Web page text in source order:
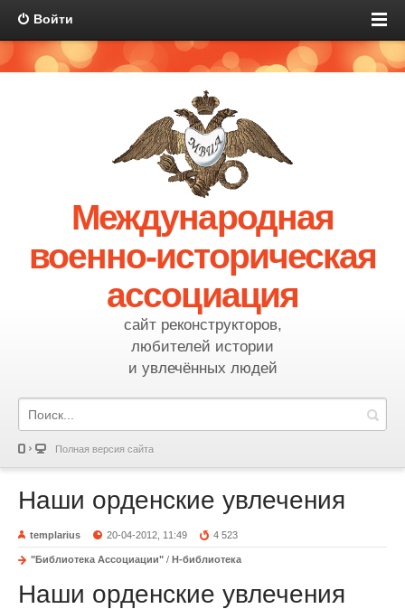
Войти
Международная
военно-историческая
ассоциация
сайт реконструкторов,
любителей истории
и увлечённых людей
Полная версия сайта
Наши орденские увлечения
templarius 20-04-2012, 11:49 4 523
"Библиотека Ассоциации" / Н-библиотека
Наши орденские увлечения